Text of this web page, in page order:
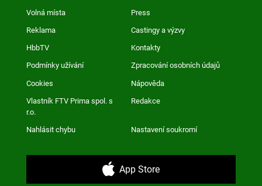
Volná místa Press
Reklama Castingy a výzvy
HbbTV Kontakty
Podmínky užívání Zpracování osobních údajů
Cookies Nápověda
Vlastník FTV Prima spol. s
r.o.
Redakce
Nahlásit chybu Nastavení soukromí
App Store